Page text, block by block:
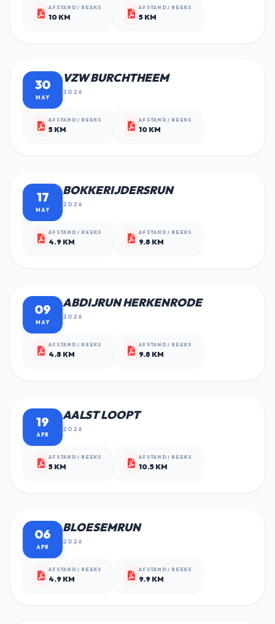
AFSTAND / REEKS
10 KM
AFSTAND / REEKS
5 KM
30
MAY
VZW BURCHTHEEM
2026
AFSTAND / REEKS
5 KM
AFSTAND / REEKS
10 KM
17
MAY
BOKKERIJDERSRUN
2026
AFSTAND / REEKS
4.9 KM
AFSTAND / REEKS
9.8 KM
09
MAY
ABDIJRUN HERKENRODE
2026
AFSTAND / REEKS
4.8 KM
AFSTAND / REEKS
9.8 KM
19
APR
AALST LOOPT
2026
AFSTAND / REEKS
5 KM
AFSTAND / REEKS
10.5 KM
06
APR
BLOESEMRUN
2026
AFSTAND / REEKS
4.9 KM
AFSTAND / REEKS
9.9 KM